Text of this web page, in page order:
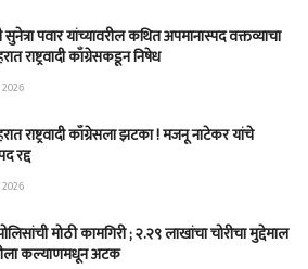
पवार यांच्यावरील कथित अपमानास्पद वक्तव्याचा
राष्ट्रवादी काँग्रेसकडून निषेध
2026
राष्ट्रवादी काँग्रेसला झटका ! मजनू नाटेकर यांचे
रद्द
2026
मोठी कामगिरी ; २.२९ लाखांचा चोरीचा मुद्देमाल
कल्याणमधून अटक